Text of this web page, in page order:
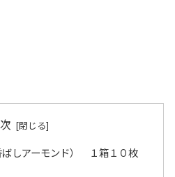
ばしアーモンド） １箱１０枚